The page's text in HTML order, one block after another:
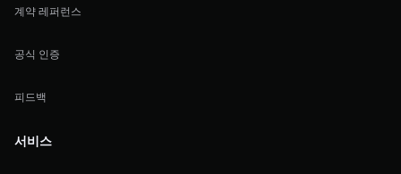
계약 레퍼런스
공식 인증
피드백
서비스